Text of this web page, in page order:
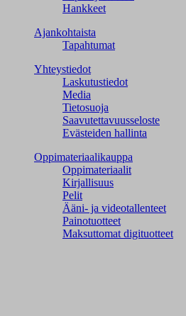
Hankkeet
Ajankohtaista
Tapahtumat
Yhteystiedot
Laskutustiedot
Media
Tietosuoja
Saavutettavuusseloste
Evästeiden hallinta
Oppimateriaalikauppa
Oppimateriaalit
Kirjallisuus
Pelit
Ääni- ja videotallenteet
Painotuotteet
Maksuttomat digituotteet